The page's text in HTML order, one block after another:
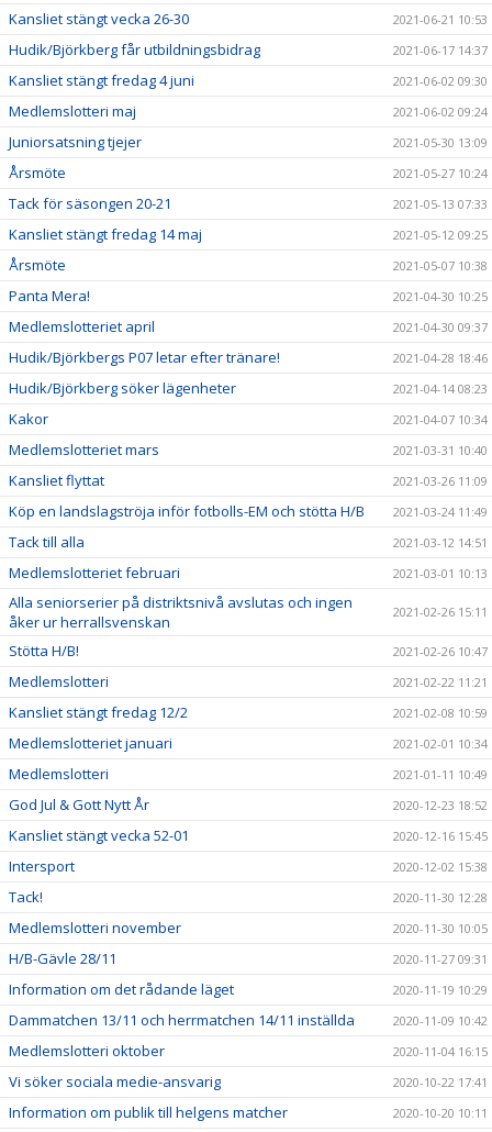
Kansliet stängt vecka 26-30 2021-06-21 10:53
Hudik/Björkberg får utbildningsbidrag 2021-06-17 14:37
Kansliet stängt fredag 4 juni 2021-06-02 09:30
Medlemslotteri maj 2021-06-02 09:24
Juniorsatsning tjejer 2021-05-30 13:09
Årsmöte 2021-05-27 10:24
Tack för säsongen 20-21 2021-05-13 07:33
Kansliet stängt fredag 14 maj 2021-05-12 09:25
Årsmöte 2021-05-07 10:38
Panta Mera! 2021-04-30 10:25
Medlemslotteriet april 2021-04-30 09:37
Hudik/Björkbergs P07 letar efter tränare! 2021-04-28 18:46
Hudik/Björkberg söker lägenheter 2021-04-14 08:23
Kakor 2021-04-07 10:34
Medlemslotteriet mars 2021-03-31 10:40
Kansliet flyttat 2021-03-26 11:09
Köp en landslagströja inför fotbolls-EM och stötta H/B 2021-03-24 11:49
Tack till alla 2021-03-12 14:51
Medlemslotteriet februari 2021-03-01 10:13
Alla seniorserier på distriktsnivå avslutas och ingen
åker ur herrallsvenskan
2021-02-26 15:11
Stötta H/B! 2021-02-26 10:47
Medlemslotteri 2021-02-22 11:21
Kansliet stängt fredag 12/2 2021-02-08 10:59
Medlemslotteriet januari 2021-02-01 10:34
Medlemslotteri 2021-01-11 10:49
God Jul & Gott Nytt År 2020-12-23 18:52
Kansliet stängt vecka 52-01 2020-12-16 15:45
Intersport 2020-12-02 15:38
Tack! 2020-11-30 12:28
Medlemslotteri november 2020-11-30 10:05
H/B-Gävle 28/11 2020-11-27 09:31
Information om det rådande läget 2020-11-19 10:29
Dammatchen 13/11 och herrmatchen 14/11 inställda 2020-11-09 10:42
Medlemslotteri oktober 2020-11-04 16:15
Vi söker sociala medie-ansvarig 2020-10-22 17:41
Information om publik till helgens matcher 2020-10-20 10:11